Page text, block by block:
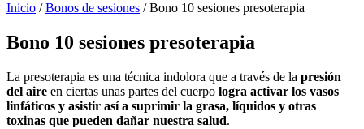
Inicio /Bonos de sesiones / Bono 10 sesiones presoterapia
Bono 10 sesiones presoterapia
La presoterapia es una técnica indolora que a través de la presión
del aire en ciertas unas partes del cuerpo logra activar los vasos
linfáticos y asistir así a suprimir la grasa, líquidos y otras
toxinas que pueden dañar nuestra salud.